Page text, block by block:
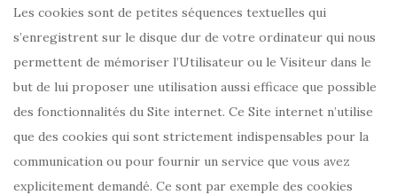
Les cookies sont de petites séquences textuelles qui
s’enregistrent sur le disque dur de votre ordinateur qui nous
permettent de mémoriser l’Utilisateur ou le Visiteur dans le
but de lui proposer une utilisation aussi efficace que possible
des fonctionnalités du Site internet. Ce Site internet n’utilise
que des cookies qui sont strictement indispensables pour la
communication ou pour fournir un service que vous avez
explicitement demandé. Ce sont par exemple des cookies